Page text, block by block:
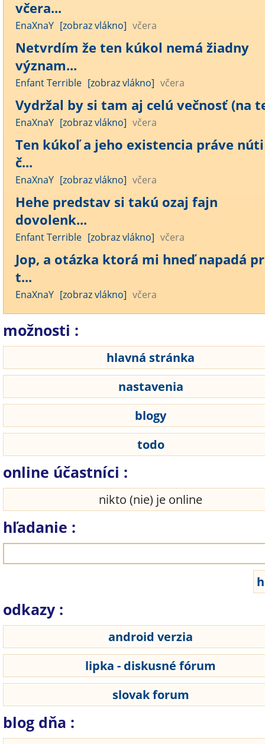
včera...
EnaXnaY [zobraz vlákno] včera
Netvrdím že ten kúkol nemá žiadny
význam...
Enfant Terrible [zobraz vlákno] včera
Vydržal by si tam aj celú večnosť (na
EnaXnaY [zobraz vlákno] včera
Ten kúkoľ a jeho existencia práve núti
č...
EnaXnaY [zobraz vlákno] včera
Hehe predstav si takú ozaj fajn
dovolenk...
Enfant Terrible [zobraz vlákno] včera
Jop, a otázka ktorá mi hneď napadá
t...
EnaXnaY [zobraz vlákno] včera
možnosti :
hlavná stránka
nastavenia
blogy
todo
online účastníci :
nikto (nie) je online
hľadanie :
odkazy :
android verzia
lipka - diskusné fórum
slovak forum
blog dňa :